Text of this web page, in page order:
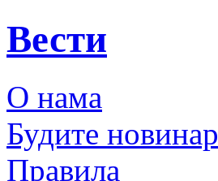
Вести
О нама
Будите новинар
Правила